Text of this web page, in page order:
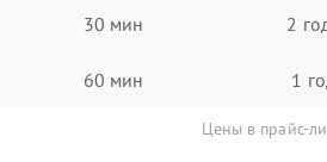
30 мин 2
60 мин 1
Цены в прайс-